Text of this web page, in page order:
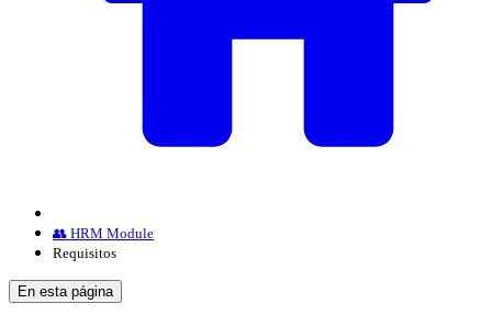
👥 HRM Module
Requisitos
En esta página